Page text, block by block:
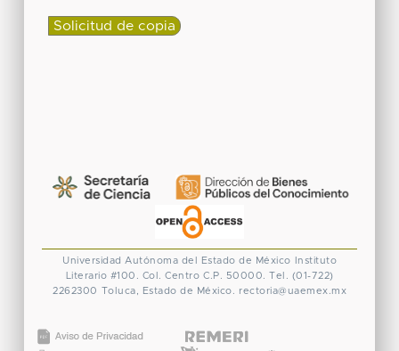
Universidad Autónoma del Estado de México
Instituto
Literario #100. Col. Centro C.P. 50000. Tel. (01-722)
2262300 Toluca, Estado de México. rectoria@uaemex.mx